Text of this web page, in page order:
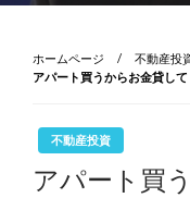
ホームページ
不動産投
アパート買うからお金貸し
不動産投資
アパート買